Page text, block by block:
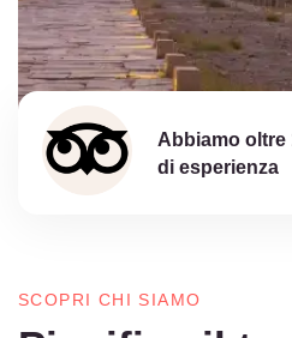
Abbiamo oltre
di esperienza
SCOPRI CHI SIAMO